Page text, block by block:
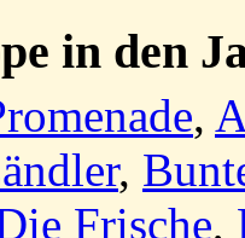
in den
,
,
Frische,